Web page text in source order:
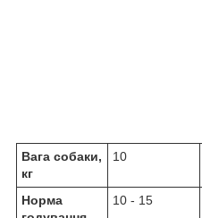
Вага собаки,
кг
10
Норма
10 - 15